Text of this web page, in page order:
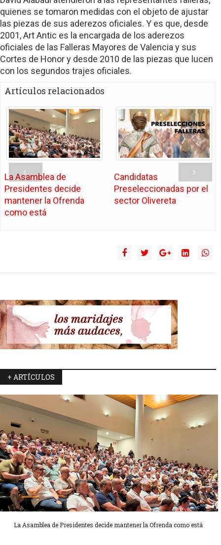
quienes se tomaron medidas con el objeto de ajustar
las piezas de sus aderezos oficiales. Y es que, desde
2001, Art Antic es la encargada de los aderezos
oficiales de las Falleras Mayores de Valencia y sus
Cortes de Honor y desde 2010 de las piezas que lucen
con los segundos trajes oficiales.
Artículos relacionados
La Asamblea de
Presidentes decide
mantener la Ofrenda
como está
Candidatas
Preseleccionadas por el
sector Olivereta
+ ARTÍCULOS
La Asamblea de Presidentes decide mantener la Ofrenda como está